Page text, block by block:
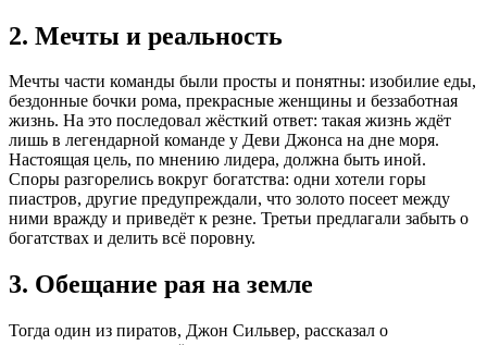
2. Мечты и реальность
Мечты части команды были просты и понятны: изобилие еды,
бездонные бочки рома, прекрасные женщины и беззаботная
жизнь. На это последовал жёсткий ответ: такая жизнь ждёт
лишь в легендарной команде у Деви Джонса на дне моря.
Настоящая цель, по мнению лидера, должна быть иной.
Споры разгорелись вокруг богатства: одни хотели горы
пиастров, другие предупреждали, что золото посеет между
ними вражду и приведёт к резне. Третьи предлагали забыть о
богатствах и делить всё поровну.
3. Обещание рая на земле
Тогда один из пиратов, Джон Сильвер, рассказал о